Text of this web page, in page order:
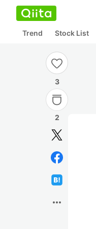
Trend Stock List
3
2
more_horiz